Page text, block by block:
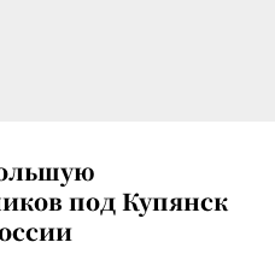
под Купянск